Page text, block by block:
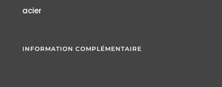
acier
INFORMATION COMPLÉMENTAIRE